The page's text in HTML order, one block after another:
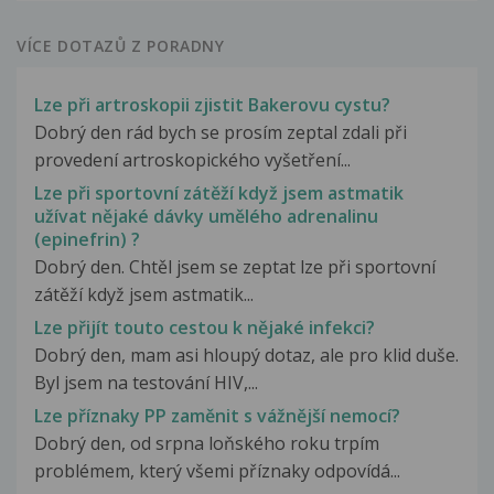
VÍCE DOTAZŮ Z PORADNY
Lze při artroskopii zjistit Bakerovu cystu?
Dobrý den rád bych se prosím zeptal zdali při
provedení artroskopického vyšetření...
Lze při sportovní zátěží když jsem astmatik
užívat nějaké dávky umělého adrenalinu
(epinefrin) ?
Dobrý den. Chtěl jsem se zeptat lze při sportovní
zátěží když jsem astmatik...
Lze přijít touto cestou k nějaké infekci?
Dobrý den, mam asi hloupý dotaz, ale pro klid duše.
Byl jsem na testování HIV,...
Lze příznaky PP zaměnit s vážnější nemocí?
Dobrý den, od srpna loňského roku trpím
problémem, který všemi příznaky odpovídá...